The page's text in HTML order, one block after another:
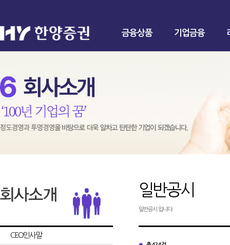
금융상품 기업금융
CEO인사말
일반공시
일반공시 입니다.